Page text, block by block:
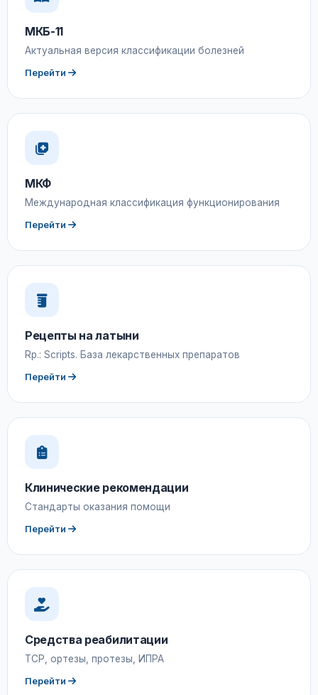
МКБ-11
Актуальная версия классификации болезней
Перейти
МКФ
Международная классификация функционирования
Перейти
Рецепты на латыни
Rp.: Scripts. База лекарственных препаратов
Перейти
Клинические рекомендации
Стандарты оказания помощи
Перейти
Средства реабилитации
ТСР, ортезы, протезы, ИПРА
Перейти